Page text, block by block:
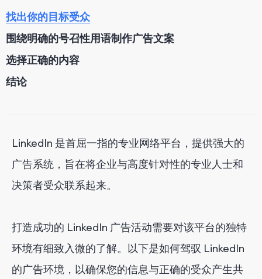
找出你的目标受众
围绕明确的号召性用语制作广告文案
选择正确的内容
结论
LinkedIn 是首屈一指的专业网络平台，提供强大的
广告系统，旨在将企业与高度针对性的专业人士和
决策者受众联系起来。
打造成功的 LinkedIn 广告活动需要对该平台的独特
环境有细致入微的了解。以下是如何驾驭 LinkedIn
的广告环境，以确保您的信息与正确的受众产生共